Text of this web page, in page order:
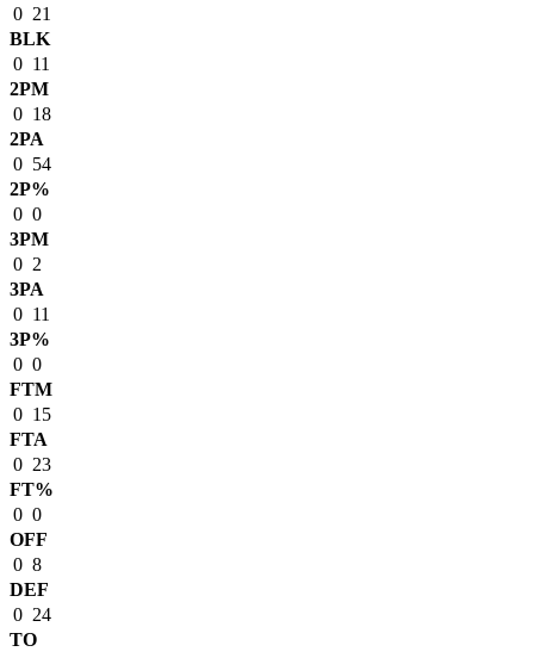
0 21
BLK
0 11
2PM
0 18
2PA
0 54
2P%
0 0
3PM
0 2
3PA
0 11
3P%
0 0
FTM
0 15
FTA
0 23
FT%
0 0
OFF
0 8
DEF
0 24
TO